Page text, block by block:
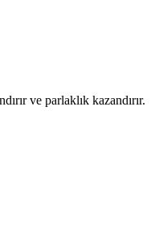
ve parlaklık kazandırır.